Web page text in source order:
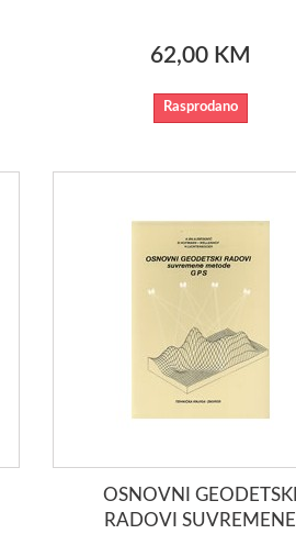
62,00 KM
Rasprodano
OSNOVNI GEODETSKI
RADOVI SUVREMENE